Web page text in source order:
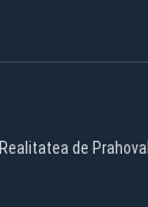
Realitatea de Prahova